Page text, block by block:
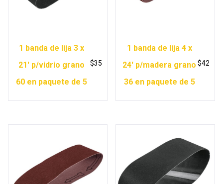
1 banda de lija 3 x
21′ p/vidrio grano
60 en paquete de 5
$35
1 banda de lija 4 x
24′ p/madera grano
36 en paquete de 5
$42